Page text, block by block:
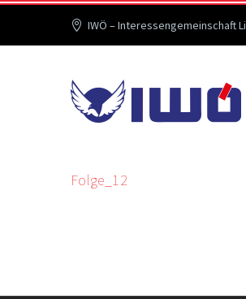
IWÖ – Interessengemeinschaft
Folge_12